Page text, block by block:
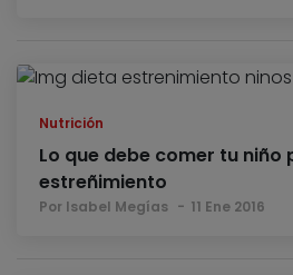
Nutrición
Lo que debe comer tu niño
estreñimiento
Por Isabel Megías 11 Ene 2016